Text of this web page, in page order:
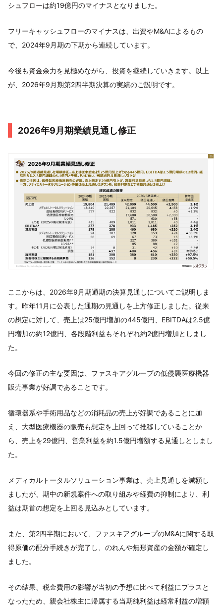
シュフローは約19億円のマイナスとなりました。
フリーキャッシュフローのマイナスは、出資やM&Aによるもの
で、2024年9月期の下期から連続しています。
今後も資金余力を見極めながら、投資を継続していきます。以上
が、2026年9月期第2四半期決算の実績のご説明です。
2026年9月期業績見通し修正
ここからは、2026年9月期通期の決算見通しについてご説明しま
す。昨年11月に公表した通期の見通しを上方修正しました。従来
の想定に対して、売上は25億円増加の445億円、EBITDAは2.5億
円増加の約12億円、各段階利益もそれぞれ約2億円増加としまし
た。
今回の修正の主な要因は、ファスキアグループの低侵襲医療機器
販売事業が好調であることです。
循環器系や手術用品などの消耗品の売上が好調であることに加
え、大型医療機器の販売も想定を上回って推移していることか
ら、売上を29億円、営業利益を約1.5億円増額する見通しとしまし
た。
メディカルトータルソリューション事業は、売上見通しを減額し
ましたが、期中の新規案件への取り組みや経費の抑制により、利
益は期首の想定を上回る見込みとしています。
また、第2四半期において、ファスキアグループのM&Aに関する取
得原価の配分手続きが完了し、のれんや無形資産の金額が確定し
ました。
その結果、税金費用の影響が当初の予想に比べて利益にプラスと
なったため、親会社株主に帰属する当期純利益は経常利益の増額